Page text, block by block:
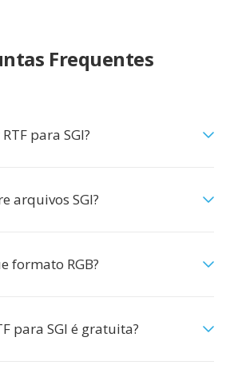
Frequentes
para SGI?
arquivos SGI?
formato RGB?
para SGI é gratuita?